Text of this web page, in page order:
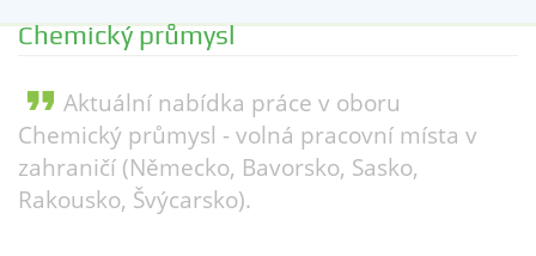
Chemický průmysl
format_quote Aktuální nabídka práce v oboru
Chemický průmysl - volná pracovní místa v
zahraničí (Německo, Bavorsko, Sasko,
Rakousko, Švýcarsko).